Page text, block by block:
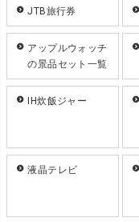
JTB旅行券
アップルウォッチ
の景品セット一覧
IH炊飯ジャー
液晶テレビ